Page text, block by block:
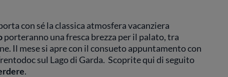
con sé la classica atmosfera vacanziera
porteranno una fresca brezza per il palato, tra
Il mese si apre con il consueto appuntamento con
sul Lago di Garda. Scoprite qui di seguito
.